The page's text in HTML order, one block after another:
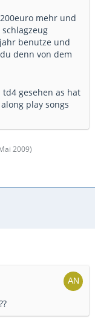
mehr und
benutze und
denn von dem
gesehen as hat
play songs
2009)